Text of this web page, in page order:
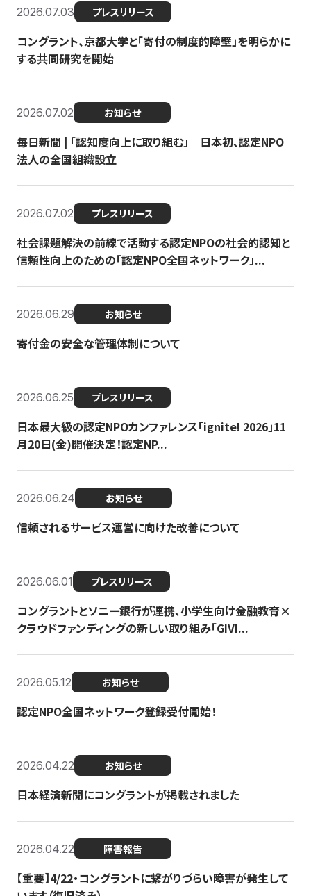
2026.07.03 プレスリリース
コングラント、京都大学と「寄付の制度的障壁」を明らかに
する共同研究を開始
2026.07.02 お知らせ
毎日新聞 | 「認知度向上に取り組む」 日本初、認定NPO
法人の全国組織設立
2026.07.02 プレスリリース
社会課題解決の前線で活動する認定NPOの社会的認知と
信頼性向上のための「認定NPO全国ネットワーク」...
2026.06.29 お知らせ
寄付金の安全な管理体制について
2026.06.25 プレスリリース
日本最大級の認定NPOカンファレンス「ignite! 2026」11
月20日(金)開催決定！認定NP...
2026.06.24 お知らせ
信頼されるサービス運営に向けた改善について
2026.06.01 プレスリリース
コングラントとソニー銀行が連携、小学生向け金融教育×
クラウドファンディングの新しい取り組み「GIVI...
2026.05.12 お知らせ
認定NPO全国ネットワーク登録受付開始！
2026.04.22 お知らせ
日本経済新聞にコングラントが掲載されました
2026.04.22 障害報告
【重要】4/22・コングラントに繋がりづらい障害が発生して